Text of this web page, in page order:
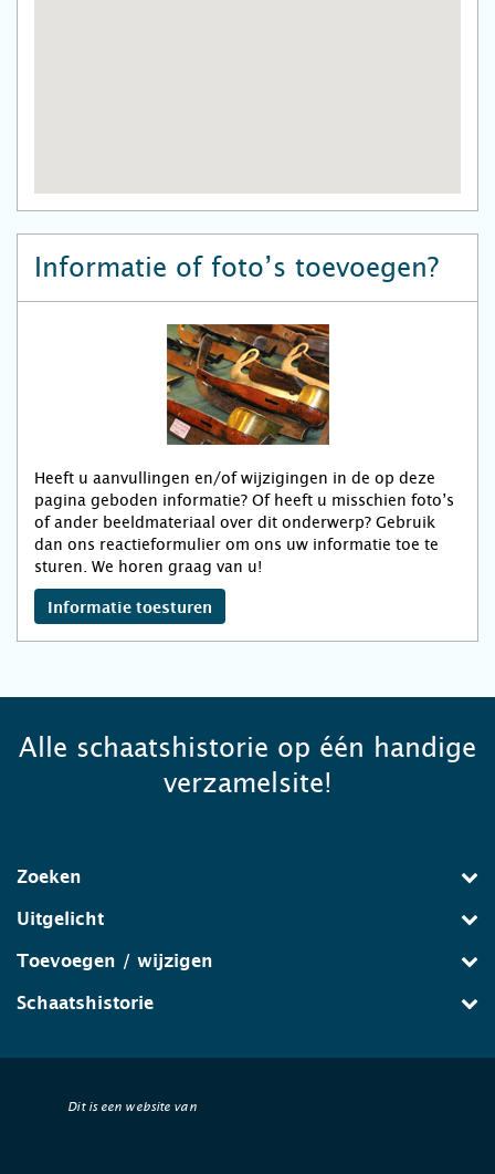
Informatie of foto’s toevoegen?
Heeft u aanvullingen en/of wijzigingen in de op deze
pagina geboden informatie? Of heeft u misschien foto’s
of ander beeldmateriaal over dit onderwerp? Gebruik
dan ons reactieformulier om ons uw informatie toe te
sturen. We horen graag van u!
Informatie toesturen
Alle schaatshistorie op één handige
verzamelsite!
Zoeken
Uitgelicht
Toevoegen / wijzigen
Schaatshistorie
Dit is een website van